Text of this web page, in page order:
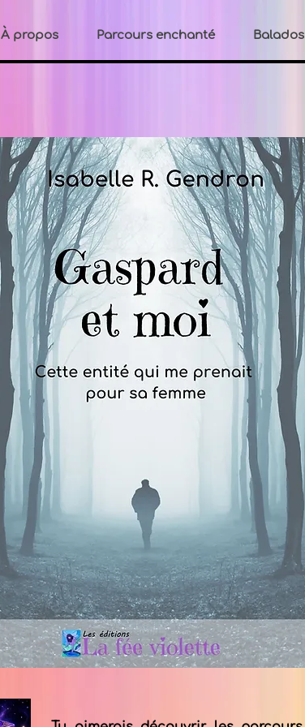
À propos Parcours enchanté Balados